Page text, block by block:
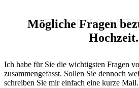
FRAGEN &
Mögliche Fragen
Hochzeit.
Ich habe für Sie die wichtigsten Fragen
zusammengefasst. Sollen Sie dennoch
schreiben Sie mir einfach eine kurze Mail.